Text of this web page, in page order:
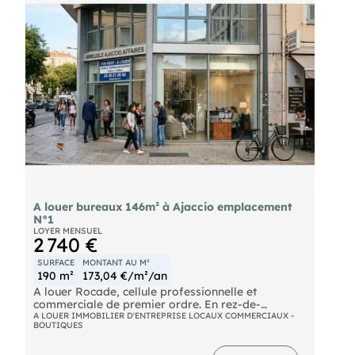
A louer bureaux 146m² à Ajaccio emplacement
N°1
LOYER MENSUEL
2 740 €
SURFACE
190 m²
MONTANT AU M²
173,04 €/m²/an
A louer Rocade, cellule professionnelle et
commerciale de premier ordre. En rez-de-
chaussée, accueil et salle d'attente clientèle, 5
bureaux collaborateurs, 1 salle de réunion, 1
annexe archivage et 1 salle point d’eau PMR Au
A LOUER IMMOBILIER D'ENTREPRISE LOCAUX COMMERCIAUX -
BOUTIQUES